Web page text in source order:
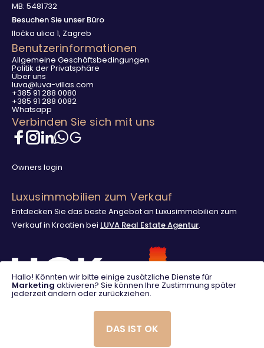
MB: 5481732
Besuchen Sie unser Büro
Iločka ulica 1, Zagreb
Benutzerinformationen
Allgemeine Geschäftsbedingungen
Politik der Privatsphäre
Über uns
luva@luva-villas.com
+385 91 288 0080
+385 91 288 0082
Whatsapp
Verbinden Sie sich mit uns
Owners login
Luxusimmobilien zum Verkauf
Entdecken Sie das beste Angebot an Luxusimmobilien zum
Verkauf in Kroatien bei LUVA Real Estate Agentur.
Hallo! Könnten wir bitte einige zusätzliche Dienste für
Marketing aktivieren? Sie können Ihre Zustimmung später
jederzeit ändern oder zurückziehen.
DAS IST OK